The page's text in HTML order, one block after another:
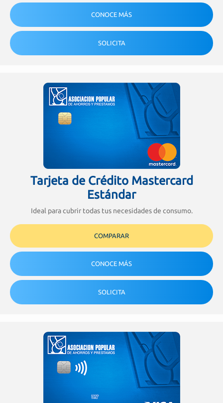
CONOCE MÁS
SOLICITA
Tarjeta de Crédito Mastercard
Estándar
Ideal para cubrir todas tus necesidades de consumo.
COMPARAR
CONOCE MÁS
SOLICITA